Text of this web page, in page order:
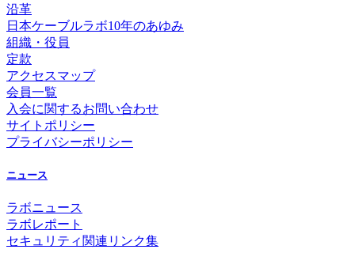
沿革
日本ケーブルラボ10年のあゆみ
組織・役員
定款
アクセスマップ
会員一覧
入会に関するお問い合わせ
サイトポリシー
プライバシーポリシー
ニュース
ラボニュース
ラボレポート
セキュリティ関連リンク集